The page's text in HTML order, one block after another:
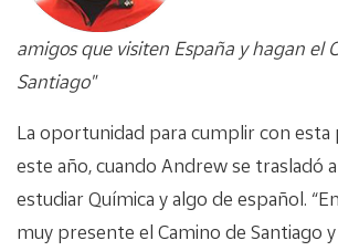
amigos que visiten España y hagan el
Santiago"
La oportunidad para cumplir con esta
este año, cuando Andrew se trasladó
estudiar Química y algo de español.
muy presente el Camino de Santiago